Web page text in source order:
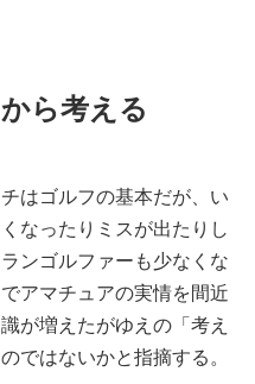
ら考える
ゴルフの基本だが、い
なったりミスが出たりし
ンゴルファーも少なくな
アマチュアの実情を間近
が増えたがゆえの「考え
ではないかと指摘する。